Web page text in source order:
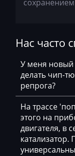
Caterpillar
Challenger
Changan
Changhe
Chery
Chevrolet
Нас часто
У меня новый
делать чип-
репрога?
На трассе
этого на
двигателя, в
катализатор.